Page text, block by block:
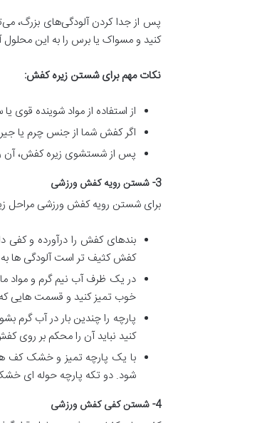
پس از جدا کردن آلودگی‌های بزرگ،
کنید و مسواک یا برس را به این محلول
نکات مهم برای شستن زیره کفش:
از استفاده از مواد شوینده
اگر کفش شما از جنس چرم یا
پس از شستشوی زیره کفش، آن را
3- شستن رویه کفش ورزشی
برای شستن رویه کفش ورزشی مراحل
بندهای کفش را درآورده و کفی
کفش کثیف تر است آلودگی ها
در یک ظرف آب نیم گرم و مواد
خوب تمیز کنید و قسمت هایی
پارچه را چندین بار در آب گرم
کنید نباید آن را محکم بر
با یک پارچه تمیز و خشک کف
شود. دو تکه پارچه حوله ای
4- شستن کفی کفش ورزشی